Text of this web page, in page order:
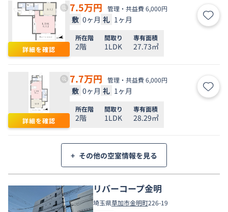
詳細を確認
7.5万円 管理・共益費 6,000円
敷 0ヶ月 礼 1ヶ月 お気
所在階
2階
間取り
1LDK
専有面積
27.73㎡
詳細を確認
7.7万円 管理・共益費 6,000円
敷 0ヶ月 礼 1ヶ月 お気
所在階
2階
間取り
1LDK
専有面積
28.29㎡
+ その他の空室情報を見る
リバーコープ金明
埼玉県草加市金明町226-19